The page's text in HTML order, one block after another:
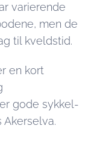
varierende
men de
til kveldstid.
en kort
gode sykkel-